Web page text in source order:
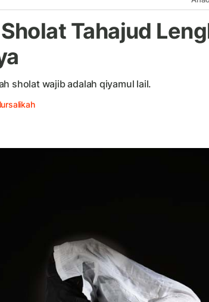
Tahajud
sholat wajib adalah qiyamul lail.